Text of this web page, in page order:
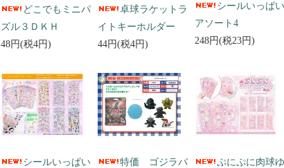
どこでもミニパ
ズル３ＤＫＨ
48円(税4円)
卓球ラケットラ
イトキーホルダー
44円(税4円)
シールいっぱい
アソート4
248円(税23円)
シールいっぱい
特価 ゴジラバ
ぷにぷに肉球ゆ